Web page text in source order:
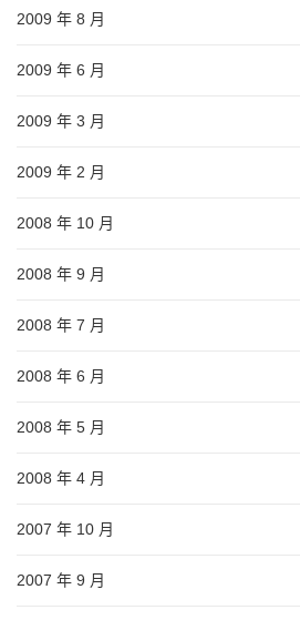
2009 年 8 月
2009 年 6 月
2009 年 3 月
2009 年 2 月
2008 年 10 月
2008 年 9 月
2008 年 7 月
2008 年 6 月
2008 年 5 月
2008 年 4 月
2007 年 10 月
2007 年 9 月